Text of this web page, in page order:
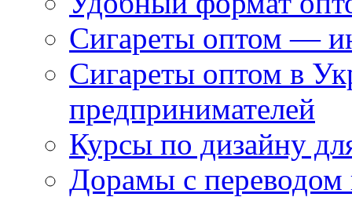
Сигареты оптом —
Сигареты оптом в
предпринимателей
Курсы по дизайну
Дорамы с переводом